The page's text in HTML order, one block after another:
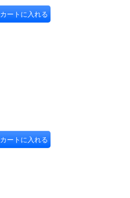
カートに入れる
カートに入れる